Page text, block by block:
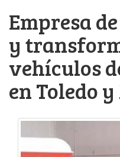
Empresa
y
vehículos
en Toledo